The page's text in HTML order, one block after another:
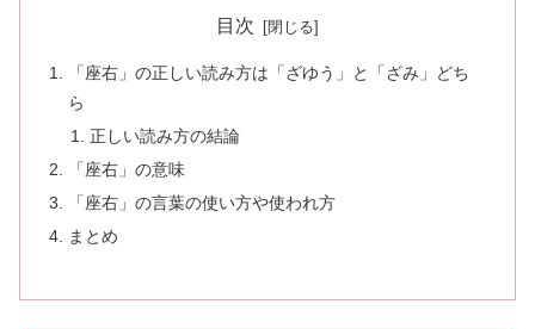
目次
「座右」の正しい読み方は「ざゆう」と「ざみ」どち
ら
正しい読み方の結論
「座右」の意味
「座右」の言葉の使い方や使われ方
まとめ